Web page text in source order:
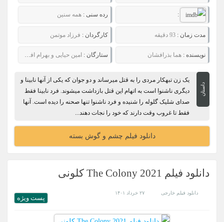
: رده سنی : همه سنین
مدت زمان :93 دقیقه کارگردان : فرزاد موتمن
نویسنده :هما بذرافشان ستارگان : امین حیایی و بهرام افشاری
داستان
یک زن تبهکار مردی را به قتل میرساند و دو جوان که یکی از آنها نابینا و
دیگری ناشنوا است به اتهام این قتل بازداشت میشوند. فرد نابینا فقط
صدای شلیک گلوله را شنیده و فرد ناشنوا تنها صحنه را دیده است. آنها
فقط تا غروب وقت دارند که خود را نجات دهند...
دانلود فیلم چشم و گوش بسته
دانلود فیلم The Colony 2021 کلونی
دانلود فیلم خارجی ۲۷ خرداد ۱۴۰۱
پست ويژه